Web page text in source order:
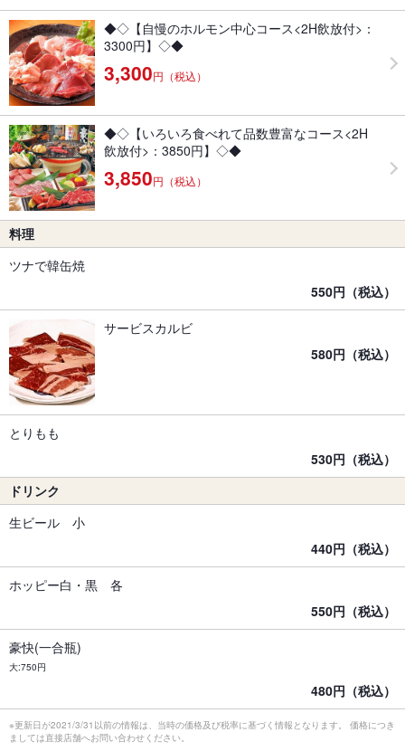
◆◇【自慢のホルモン中心コース<2H飲放付>：
3300円】◇◆
3,300円（税込）
◆◇【いろいろ食べれて品数豊富なコース<2H
飲放付>：3850円】◇◆
3,850円（税込）
料理
ツナで韓缶焼
550円（税込）
サービスカルビ
580円（税込）
とりもも
530円（税込）
ドリンク
生ビール 小
440円（税込）
ホッピー白・黒 各
550円（税込）
豪快(一合瓶)
大:750円
480円（税込）
※更新日が2021/3/31以前の情報は、当時の価格及び税率に基づく情報となります。 価格につき
ましては直接店舗へお問い合わせください。